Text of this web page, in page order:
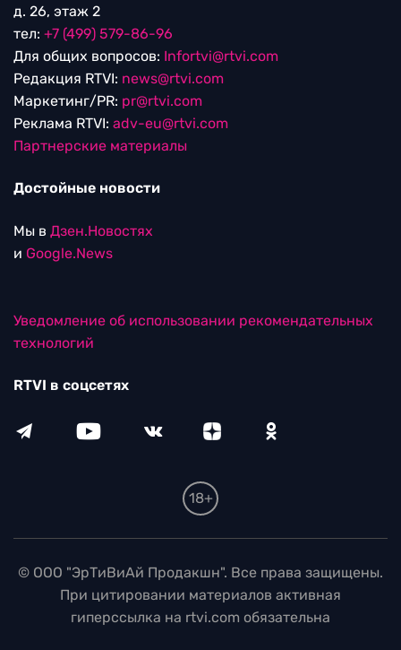
д. 26, этаж 2
тел: +7 (499) 579-86-96
Для общих вопросов: Infortvi@rtvi.com
Редакция RTVI: news@rtvi.com
Маркетинг/PR: pr@rtvi.com
Реклама RTVI: adv-eu@rtvi.com
Партнерские материалы
Достойные новости
Мы в Дзен.Новостях
и Google.News
Уведомление об использовании рекомендательных
технологий
RTVI в соцсетях
18+
© ООО "ЭрТиВиАй Продакшн". Все права защищены.
При цитировании материалов активная
гиперссылка на rtvi.com обязательна